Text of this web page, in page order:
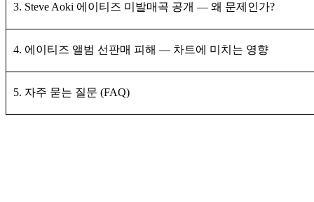
3. Steve Aoki 에이티즈 미발매곡 공개 — 왜 문제인가?
4. 에이티즈 앨범 선판매 피해 — 차트에 미치는 영향
5. 자주 묻는 질문 (FAQ)